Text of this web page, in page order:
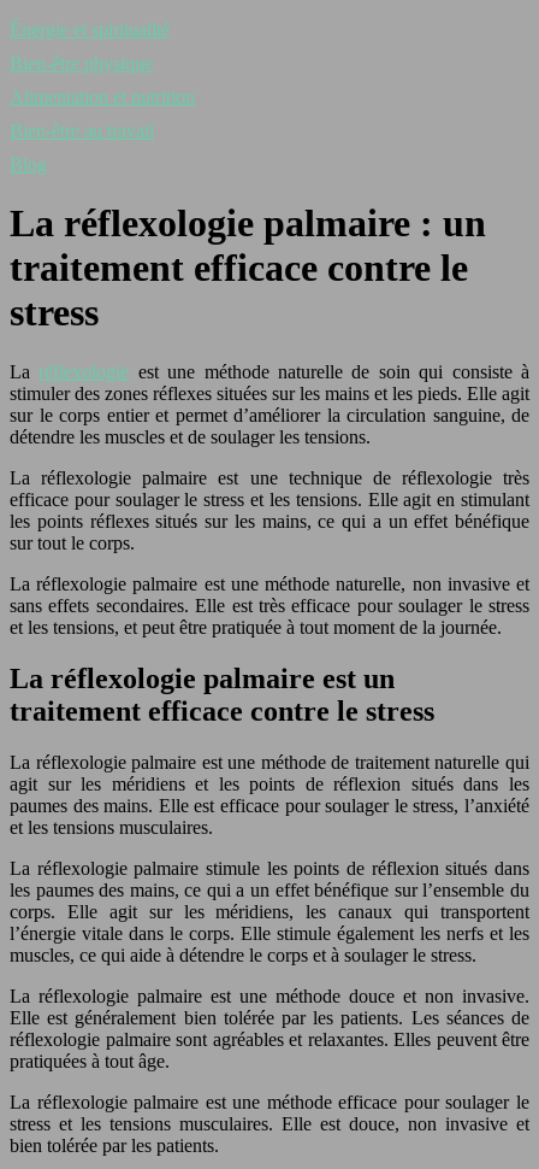
Énergie et spiritualité
Bien-être physique
Alimentation et nutrition
Bien-être au travail
Blog
La réflexologie palmaire : un
traitement efficace contre le
stress
La réflexologie est une méthode naturelle de soin qui consiste à
stimuler des zones réflexes situées sur les mains et les pieds. Elle agit
sur le corps entier et permet d’améliorer la circulation sanguine, de
détendre les muscles et de soulager les tensions.
La réflexologie palmaire est une technique de réflexologie très
efficace pour soulager le stress et les tensions. Elle agit en stimulant
les points réflexes situés sur les mains, ce qui a un effet bénéfique
sur tout le corps.
La réflexologie palmaire est une méthode naturelle, non invasive et
sans effets secondaires. Elle est très efficace pour soulager le stress
et les tensions, et peut être pratiquée à tout moment de la journée.
La réflexologie palmaire est un
traitement efficace contre le stress
La réflexologie palmaire est une méthode de traitement naturelle qui
agit sur les méridiens et les points de réflexion situés dans les
paumes des mains. Elle est efficace pour soulager le stress, l’anxiété
et les tensions musculaires.
La réflexologie palmaire stimule les points de réflexion situés dans
les paumes des mains, ce qui a un effet bénéfique sur l’ensemble du
corps. Elle agit sur les méridiens, les canaux qui transportent
l’énergie vitale dans le corps. Elle stimule également les nerfs et les
muscles, ce qui aide à détendre le corps et à soulager le stress.
La réflexologie palmaire est une méthode douce et non invasive.
Elle est généralement bien tolérée par les patients. Les séances de
réflexologie palmaire sont agréables et relaxantes. Elles peuvent être
pratiquées à tout âge.
La réflexologie palmaire est une méthode efficace pour soulager le
stress et les tensions musculaires. Elle est douce, non invasive et
bien tolérée par les patients.